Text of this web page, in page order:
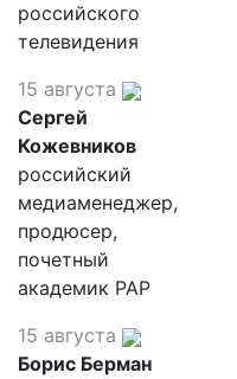
российского
телевидения
15 августа
Сергей
Кожевников
российский
медиаменеджер,
продюсер,
почетный
академик РАР
15 августа
Борис Берман